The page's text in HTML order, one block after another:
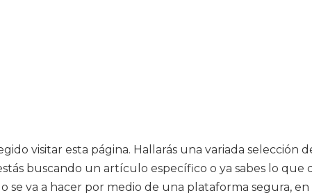
visitar esta página. Hallarás una variada selección
buscando un artículo específico o ya sabes lo
va a hacer por medio de una plataforma segura,